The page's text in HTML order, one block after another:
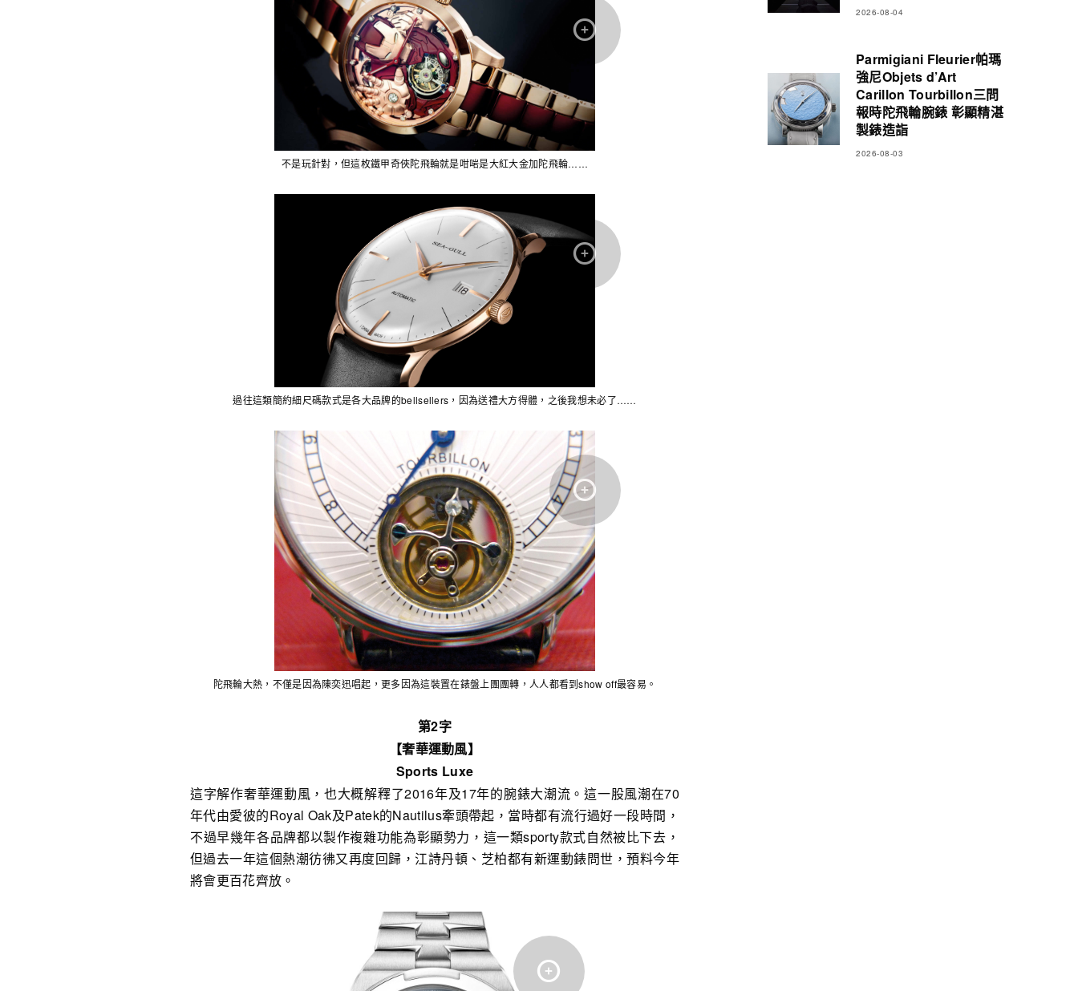
不是玩針對，但這枚鐵甲奇俠陀飛輪就是咁啱是大紅大金加陀飛輪……
過往這類簡約細尺碼款式是各大品牌的bellsellers，因為送禮大方得體，之後我想未必了……
陀飛輪大熱，不僅是因為陳奕迅唱起，更多因為這裝置在錶盤上團團轉，人人都看到show off最容易。
第2字
【奢華運動風】
Sports Luxe
這字解作奢華運動風，也大概解釋了2016年及17年的腕錶大潮流。這一股風潮在70
年代由愛彼的Royal Oak及Patek的Nautilus牽頭帶起，當時都有流行過好一段時間，
不過早幾年各品牌都以製作複雜功能為彰顯勢力，這一類sporty款式自然被比下去，
但過去一年這個熱潮彷彿又再度回歸，江詩丹頓、芝柏都有新運動錶問世，預料今年
將會更百花齊放。
2026-08-04
Parmigiani Fleurier帕瑪
強尼Objets d’Art
Carillon Tourbillon三問
報時陀飛輪腕錶 彰顯精湛
製錶造詣
2026-08-03